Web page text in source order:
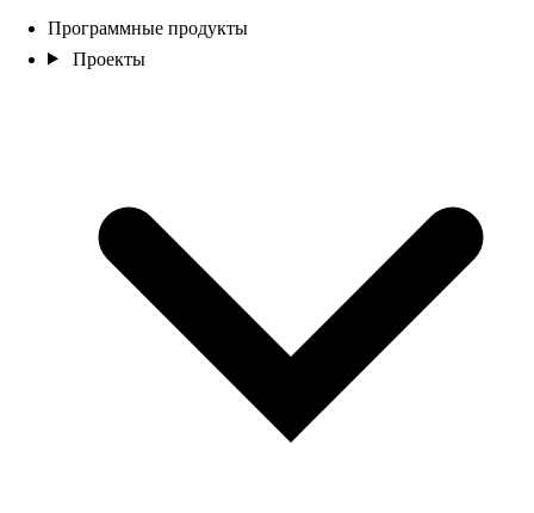
Программные продукты
Проекты